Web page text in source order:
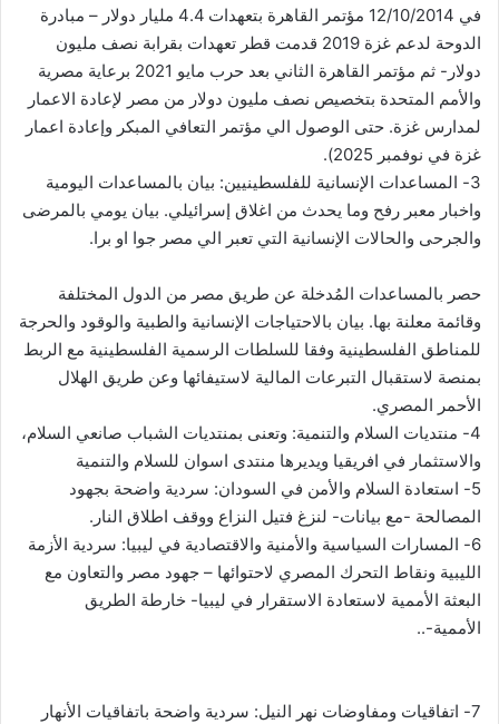
في 12/10/2014 مؤتمر القاهرة بتعهدات 4.4 مليار دولار – مبادرة
الدوحة لدعم غزة 2019 قدمت قطر تعهدات بقرابة نصف مليون
دولار- ثم مؤتمر القاهرة الثاني بعد حرب مايو 2021 برعاية مصرية
والأمم المتحدة بتخصيص نصف مليون دولار من مصر لإعادة الاعمار
لمدارس غزة. حتى الوصول الي مؤتمر التعافي المبكر وإعادة اعمار
غزة في نوفمبر 2025).
3- المساعدات الإنسانية للفلسطينيين: بيان بالمساعدات اليومية
واخبار معبر رفح وما يحدث من اغلاق إسرائيلي. بيان يومي بالمرضى
والجرحى والحالات الإنسانية التي تعبر الي مصر جوا او برا.
حصر بالمساعدات المُدخلة عن طريق مصر من الدول المختلفة
وقائمة معلنة بها. بيان بالاحتياجات الإنسانية والطبية والوقود والحرجة
للمناطق الفلسطينية وفقا للسلطات الرسمية الفلسطينية مع الربط
بمنصة لاستقبال التبرعات المالية لاستيفائها وعن طريق الهلال
الأحمر المصري.
4- منتديات السلام والتنمية: وتعنى بمنتديات الشباب صانعي السلام،
والاستثمار في افريقيا ويديرها منتدى اسوان للسلام والتنمية
5- استعادة السلام والأمن في السودان: سردية واضحة بجهود
المصالحة -مع بيانات- لنزغ فتيل النزاع ووقف اطلاق النار.
6- المسارات السياسية والأمنية والاقتصادية في ليبيا: سردية الأزمة
الليبية ونقاط التحرك المصري لاحتوائها – جهود مصر والتعاون مع
البعثة الأممية لاستعادة الاستقرار في ليبيا- خارطة الطريق
الأممية-..
7- اتفاقيات ومفاوضات نهر النيل: سردية واضحة باتفاقيات الأنهار